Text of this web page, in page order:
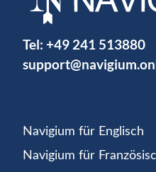
Tel: +49 241 513880
Navigium für Englisch
Navigium für